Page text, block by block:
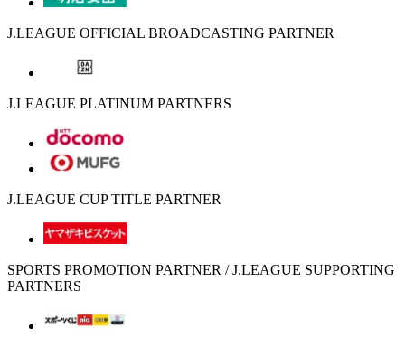
J.LEAGUE OFFICIAL BROADCASTING PARTNER
J.LEAGUE PLATINUM PARTNERS
J.LEAGUE CUP TITLE PARTNER
SPORTS PROMOTION PARTNER / J.LEAGUE SUPPORTING
PARTNERS